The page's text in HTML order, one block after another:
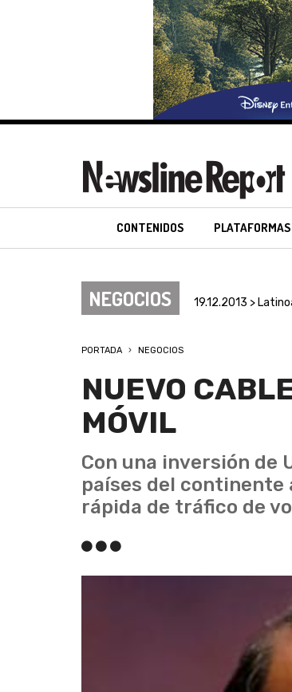
CONTENIDOS PLATAFORMAS
NEGOCIOS 19.12.2013 >
PORTADA NEGOCIOS
NUEVO
MÓVIL
Con una inversión de
países del continente
rápida de tráfico de